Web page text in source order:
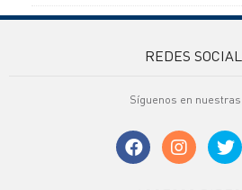
REDES
Síguenos en